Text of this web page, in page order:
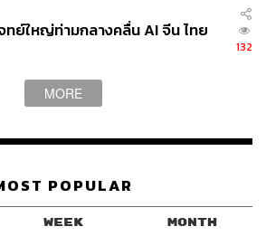
ทย์ใหญ่ท่ามกลางคลื่น AI จีน ไทย
132
MORE
POPULAR
WEEK MONTH